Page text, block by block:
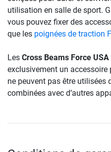
utilisation en salle de sport.
vous pouvez fixer des
que les poignées de traction
Les Cross Beams Force
exclusivement un accessoire
ne peuvent pas être utilisées
combinées avec d’autres